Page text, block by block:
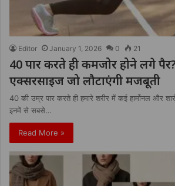
Editor January 1, 2026 0 21
40 पार करते ही कमजोर होने लगे
एक्सरसाइज जो लौटाएंगी मजबूती
40 की उम्र पार करते ही हमारे शरीर में कई हार्मोनल और
इनमें से सबसे…
Read More »